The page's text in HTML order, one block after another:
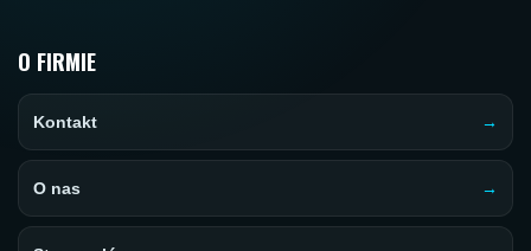
O FIRMIE
Kontakt
O nas